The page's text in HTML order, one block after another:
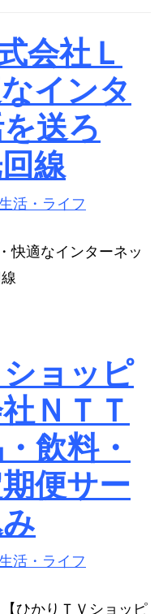
会社Ｌ
インタ
送ろ
線
活・ライフ
快適なインターネッ
ショッピ
ＮＴＴ
飲料・
便サー
活・ライフ
ひかりＴＶショッピ